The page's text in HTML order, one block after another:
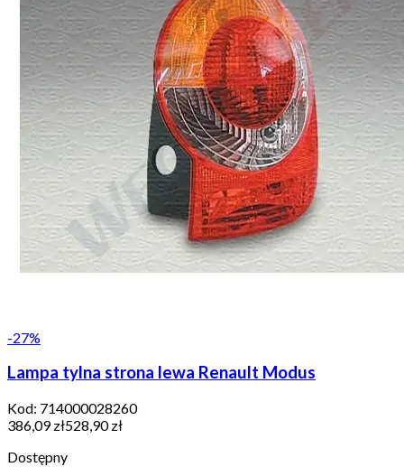
-27%
Lampa tylna strona lewa Renault Modus
Kod: 714000028260
386,09 zł528,90 zł
Dostępny